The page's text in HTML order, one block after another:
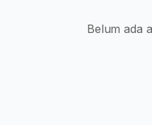
Belum ada